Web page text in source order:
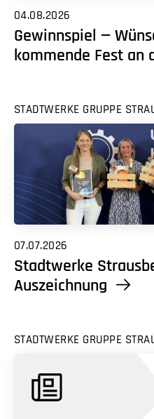
04.08.2026
Gewinnspiel —
kommende Fest an
STADTWERKE GRUPPE
07.07.2026
Stadtwerke
Auszeichnung
STADTWERKE GRUPPE